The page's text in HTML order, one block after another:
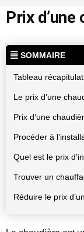
Prix d’une
SOMMAIRE
Tableau
Le prix d’une
Prix d’une
Procéder à
Quel est le prix
Trouver un
Réduire le prix